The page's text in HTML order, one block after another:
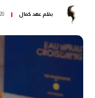
بقلمعهد كمال 20 ديسمبر 2025